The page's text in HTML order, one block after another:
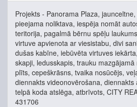
Projekts - Panorama Plaza,
pieejama noliktava, iespēja nomāt
teritorija, pagalmā bērnu spēļu
virtuve apvienota ar viesistabu, divi
dušas kabīne, iebūvēta virtuves
skapji, ledusskapis, trauku
plīts, cepeškrāsns, tvaika nosūcējs,
diennakts videonovērošana, diennakts
telpā koda atslēga, atbrīvots, CITY
431706